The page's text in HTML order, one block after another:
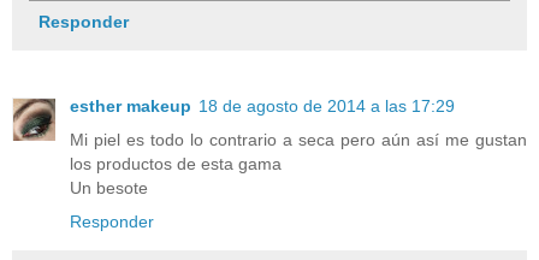
Responder
esther makeup 18 de agosto de 2014 a las 17:29
Mi piel es todo lo contrario a seca pero aún así me gustan
los productos de esta gama
Un besote
Responder